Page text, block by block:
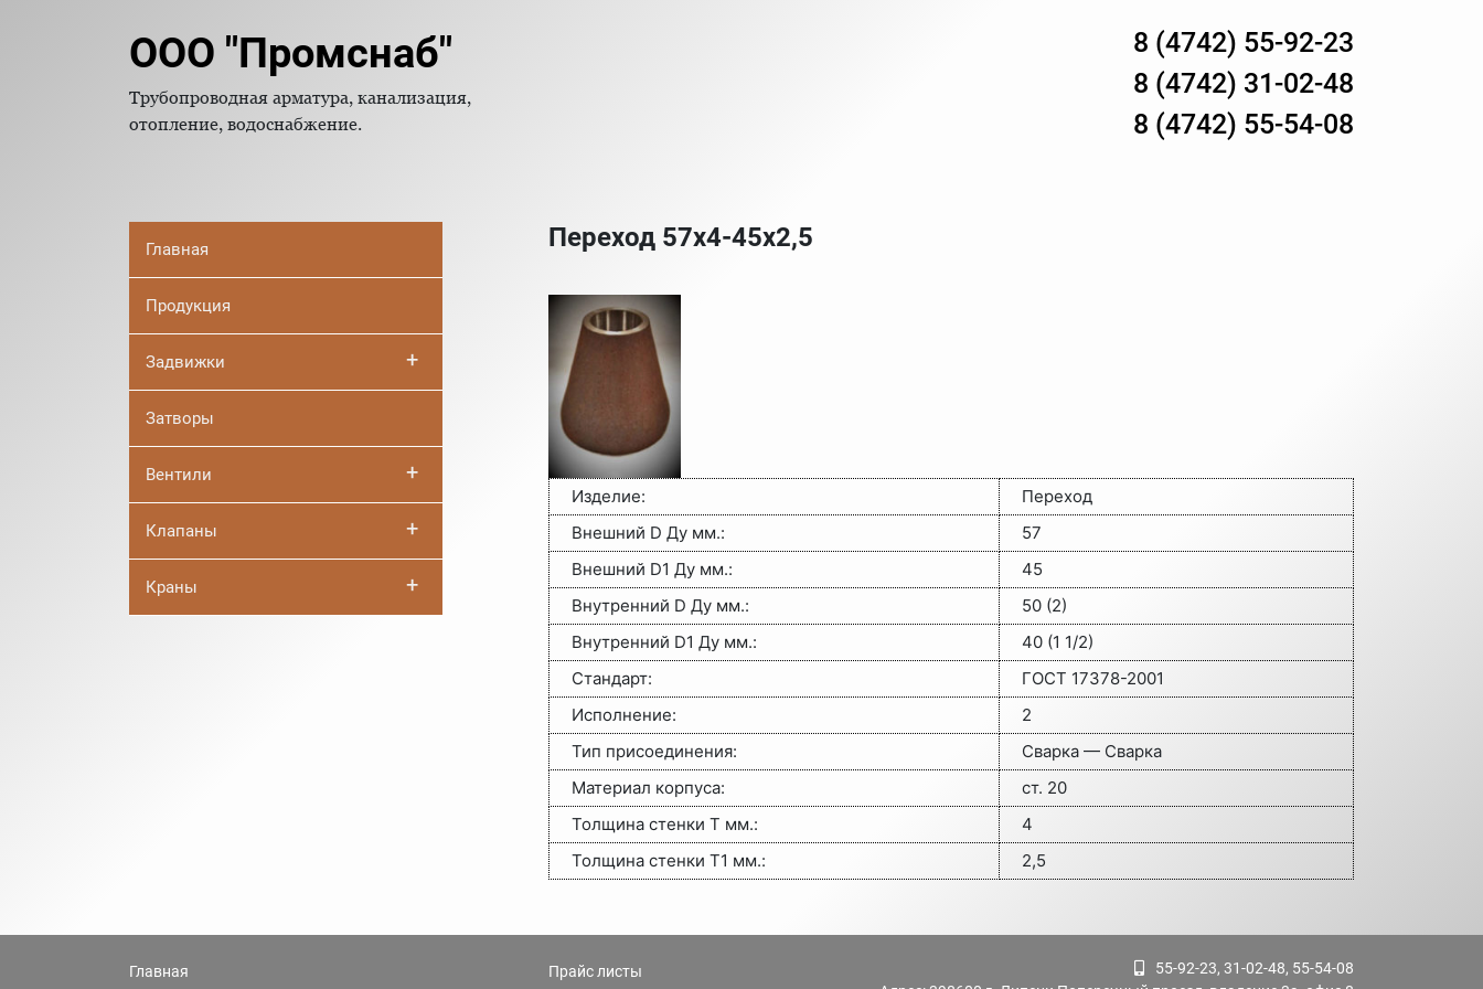
ООО "Промснаб"
Трубопроводная арматура, канализация,
отопление, водоснабжение.
8 (4742) 55-92-23
8 (4742) 31-02-48
8 (4742) 55-54-08
Главная
Продукция
Задвижки +
Затворы
Вентили +
Клапаны +
Краны +
Переход 57х4-45х2,5
Изделие:
Переход
Внешний D Ду мм.:
57
Внешний D1 Ду мм.:
45
Внутренний D Ду мм.:
50 (2)
Внутренний D1 Ду мм.:
40 (1 1/2)
Стандарт:
ГОСТ 17378-2001
Исполнение:
2
Тип присоединения:
Сварка — Сварка
Материал корпуса:
ст. 20
Толщина стенки Т мм.:
4
Толщина стенки Т1 мм.:
2,5
Главная
Прайс листы
55-92-23, 31-02-48, 55-54-08